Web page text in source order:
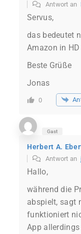
Antwort an
Servus,
das bedeutet
Amazon in
Beste Grüße
Jonas
0
Gast
Herbert A.
Antwort an
Hallo,
während die
abspielt, sagt
funktioniert
App